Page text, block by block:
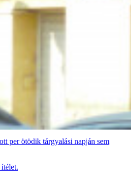
per ötödik tárgyalási napján sem